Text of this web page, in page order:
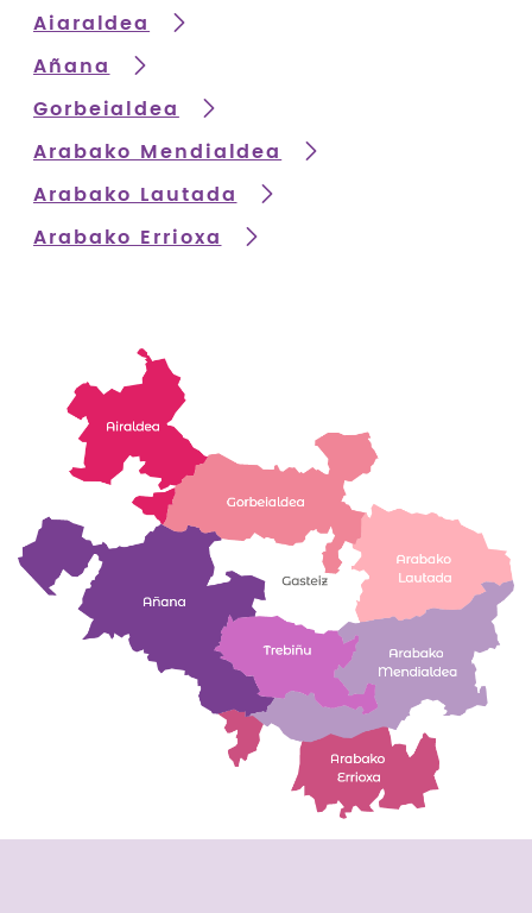
Aiaraldea
Añana
Gorbeialdea
Arabako Mendialdea
Arabako Lautada
Arabako Errioxa